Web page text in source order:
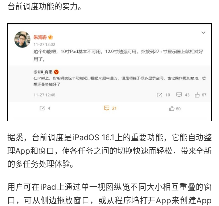
台前调度功能的实力。
据悉，台前调度是iPadOS 16.1上的重要功能，它能自动整
理App和窗口，使各任务之间的切换快速而轻松，带来全新
的多任务处理体验。
用户可在iPad上通过单一视图纵览不同大小相互重叠的窗
口，可从侧边拖放窗口，或从程序坞打开App来创建App